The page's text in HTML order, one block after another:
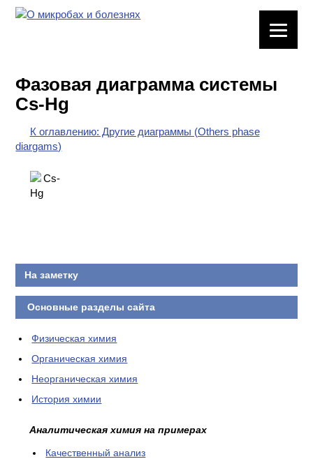
ХИМИЧЕСКАЯ
ПОСУДА
ВРЕДНЫЕ
ФАКТОРЫ
ПРОИЗВОДСТВЕ
И ХИМИЧЕСКАЯ
ТЕХНОЛОГИЯ
Фазовая диаграмма системы
Cs-Hg
К оглавлению: Другие диаграммы (Others phase
diargams)
На заметку
Основные разделы сайта
Физическая химия
Органическая химия
Неорганическая химия
История химии
Аналитическая химия на примерах
Качественный анализ